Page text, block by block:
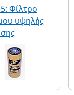
Φίλτρο
υψηλής